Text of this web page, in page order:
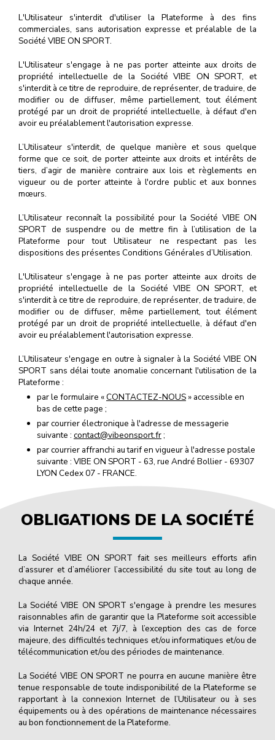
L'Utilisateur s'interdit d'utiliser la Plateforme à des fins
commerciales, sans autorisation expresse et préalable de la
Société VIBE ON SPORT.
L'Utilisateur s'engage à ne pas porter atteinte aux droits de
propriété intellectuelle de la Société VIBE ON SPORT, et
s'interdit à ce titre de reproduire, de représenter, de traduire, de
modifier ou de diffuser, même partiellement, tout élément
protégé par un droit de propriété intellectuelle, à défaut d'en
avoir eu préalablement l'autorisation expresse.
L’Utilisateur s'interdit, de quelque manière et sous quelque
forme que ce soit, de porter atteinte aux droits et intérêts de
tiers, d’agir de manière contraire aux lois et règlements en
vigueur ou de porter atteinte à l'ordre public et aux bonnes
mœurs.
L’Utilisateur reconnaît la possibilité pour la Société VIBE ON
SPORT de suspendre ou de mettre fin à l’utilisation de la
Plateforme pour tout Utilisateur ne respectant pas les
dispositions des présentes Conditions Générales d’Utilisation.
L'Utilisateur s'engage à ne pas porter atteinte aux droits de
propriété intellectuelle de la Société VIBE ON SPORT, et
s'interdit à ce titre de reproduire, de représenter, de traduire, de
modifier ou de diffuser, même partiellement, tout élément
protégé par un droit de propriété intellectuelle, à défaut d'en
avoir eu préalablement l'autorisation expresse.
L’Utilisateur s'engage en outre à signaler à la Société VIBE ON
SPORT sans délai toute anomalie concernant l'utilisation de la
Plateforme :
par le formulaire «CONTACTEZ-NOUS » accessible en
bas de cette page ;
par courrier électronique à l'adresse de messagerie
suivante : contact@vibeonsport.fr;
par courrier affranchi au tarif en vigueur à l'adresse postale
suivante : VIBE ON SPORT - 63, rue André Bollier - 69307
LYON Cedex 07 - FRANCE.
OBLIGATIONS DE LA SOCIÉTÉ
La Société VIBE ON SPORT fait ses meilleurs efforts afin
d’assurer et d’améliorer l’accessibilité du site tout au long de
chaque année.
La Société VIBE ON SPORT s'engage à prendre les mesures
raisonnables afin de garantir que la Plateforme soit accessible
via Internet 24h/24 et 7j/7, à l’exception des cas de force
majeure, des difficultés techniques et/ou informatiques et/ou de
télécommunication et/ou des périodes de maintenance.
La Société VIBE ON SPORT ne pourra en aucune manière être
tenue responsable de toute indisponibilité de la Plateforme se
rapportant à la connexion Internet de l’Utilisateur ou à ses
équipements ou à des opérations de maintenance nécessaires
au bon fonctionnement de la Plateforme.